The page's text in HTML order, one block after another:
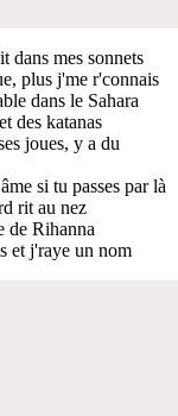
dans mes sonnets
plus j'me r'connais
dans le Sahara
des katanas
joues, y a du
si tu passes par là
rit au nez
de Rihanna
et j'raye un nom